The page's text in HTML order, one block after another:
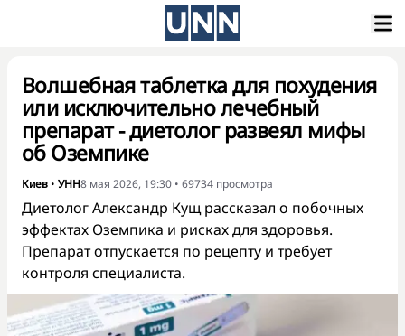
Волшебная таблетка для похудения
или исключительно лечебный
препарат - диетолог развеял мифы
об Оземпике
Киев • УНН8 мая 2026, 19:30 • 69734 просмотра
Диетолог Александр Кущ рассказал о побочных
эффектах Оземпика и рисках для здоровья.
Препарат отпускается по рецепту и требует
контроля специалиста.